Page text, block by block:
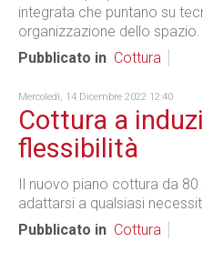
integrata che puntano su
organizzazione dello spazio.
Pubblicato in Cottura
Mercoledì, 14 Dicembre 2022 12:40
Cottura a
flessibilità
Il nuovo piano cottura da
adattarsi a qualsiasi
Pubblicato in Cottura